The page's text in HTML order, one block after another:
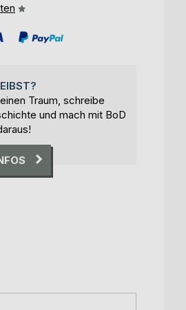
Traum, schreibe
und mach mit BoD